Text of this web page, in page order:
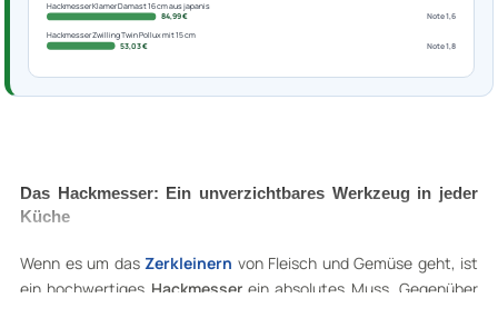
Hackmesser Klamer Damast 16 cm aus japanis
84,99 €
Note 1,6
Hackmesser Zwilling Twin Pollux mit 15 cm
53,03 €
Note 1,8
Das Hackmesser: Ein unverzichtbares Werkzeug in jeder
Küche
Wenn es um das Zerkleinern von Fleisch und Gemüse geht, ist
ein hochwertiges Hackmesserein absolutes Muss. Gegenüber